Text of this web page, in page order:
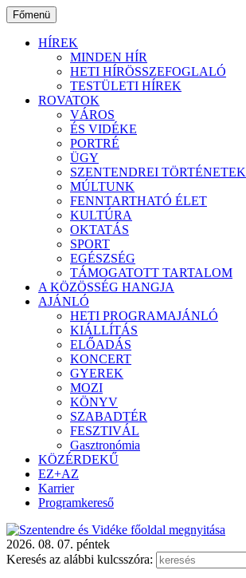
Ugrás
a
tartalomhoz
Főmenü
HÍREK
MINDEN HÍR
HETI HÍRÖSSZEFOGLALÓ
TESTÜLETI HÍREK
ROVATOK
VÁROS
ÉS VIDÉKE
PORTRÉ
ÜGY
SZENTENDREI TÖRTÉNETEK
MÚLTUNK
FENNTARTHATÓ ÉLET
KULTÚRA
OKTATÁS
SPORT
EGÉSZSÉG
TÁMOGATOTT TARTALOM
A KÖZÖSSÉG HANGJA
AJÁNLÓ
HETI PROGRAMAJÁNLÓ
KIÁLLÍTÁS
ELŐADÁS
KONCERT
GYEREK
MOZI
KÖNYV
SZABADTÉR
FESZTIVÁL
Gasztronómia
KÖZÉRDEKŰ
EZ+AZ
Karrier
Programkereső
2026. 08. 07. péntek
Keresés az alábbi kulcsszóra: